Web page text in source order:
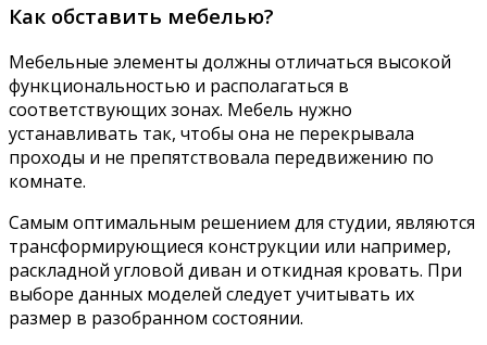
Как обставить мебелью?
Мебельные элементы должны отличаться высокой
функциональностью и располагаться в
соответствующих зонах. Мебель нужно
устанавливать так, чтобы она не перекрывала
проходы и не препятствовала передвижению по
комнате.
Самым оптимальным решением для студии, являются
трансформирующиеся конструкции или например,
раскладной угловой диван и откидная кровать. При
выборе данных моделей следует учитывать их
размер в разобранном состоянии.